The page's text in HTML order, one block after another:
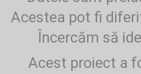
Acestea pot fi
Încercăm să
Acest proiect a